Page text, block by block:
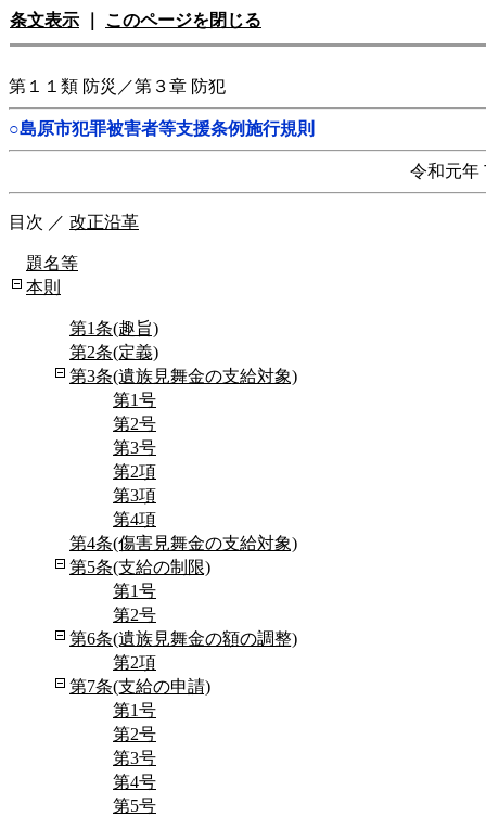
条文表示 このページを閉じる
第１１類 防災／第３章 防犯
○島原市犯罪被害者等支援条例施行規則
令和元年
目次 ／ 改正沿革
題名等
本則
第1条(趣旨)
第2条(定義)
第3条(遺族見舞金の支給対象)
第1号
第2号
第3号
第2項
第3項
第4項
第4条(傷害見舞金の支給対象)
第5条(支給の制限)
第1号
第2号
第6条(遺族見舞金の額の調整)
第2項
第7条(支給の申請)
第1号
第2号
第3号
第4号
第5号